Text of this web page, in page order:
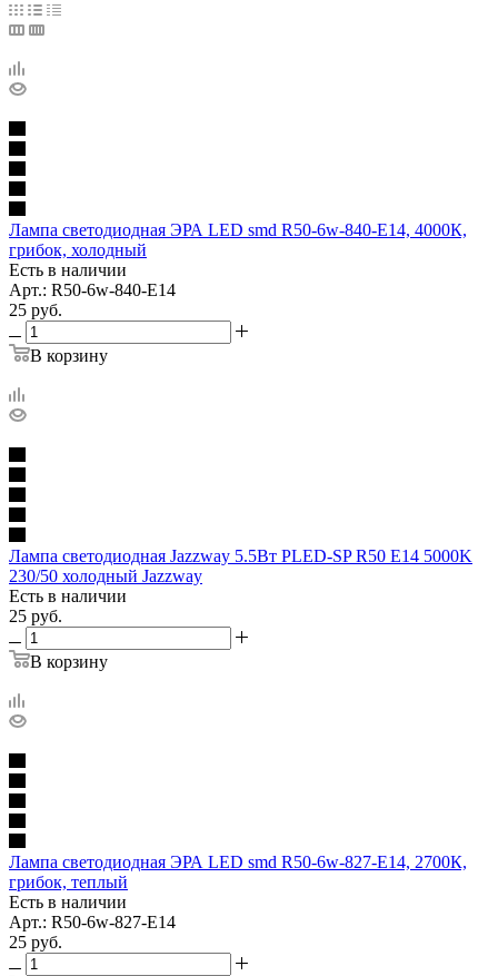
Лампа светодиодная ЭРА LED smd R50-6w-840-E14, 4000К,
грибок, холодный
Есть в наличии
Арт.: R50-6w-840-E14
25 руб.
В корзину
Лампа светодиодная Jazzway 5.5Вт PLED-SP R50 Е14 5000K
230/50 холодный Jazzway
Есть в наличии
25 руб.
В корзину
Лампа светодиодная ЭРА LED smd R50-6w-827-E14, 2700К,
грибок, теплый
Есть в наличии
Арт.: R50-6w-827-E14
25 руб.